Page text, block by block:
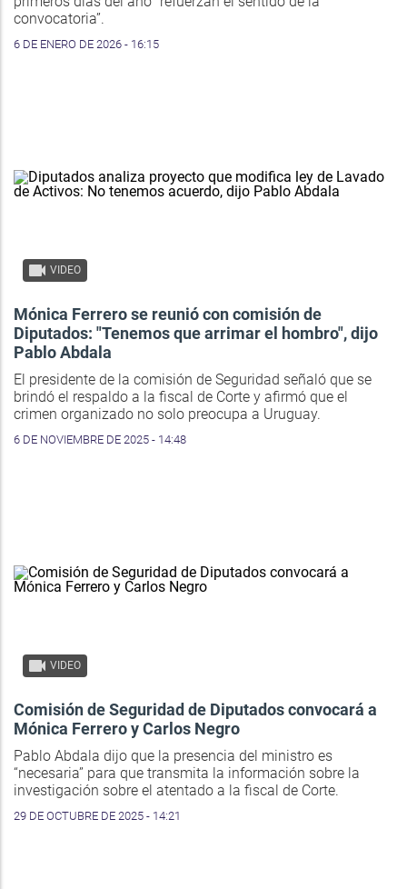
convocatoria”.
6 DE ENERO DE 2026 - 16:15
VIDEO
Mónica Ferrero se reunió con comisión de
Diputados: "Tenemos que arrimar el hombro", dijo
Pablo Abdala
El presidente de la comisión de Seguridad señaló que se
brindó el respaldo a la fiscal de Corte y afirmó que el
crimen organizado no solo preocupa a Uruguay.
6 DE NOVIEMBRE DE 2025 - 14:48
VIDEO
Comisión de Seguridad de Diputados convocará a
Mónica Ferrero y Carlos Negro
Pablo Abdala dijo que la presencia del ministro es
“necesaria” para que transmita la información sobre la
investigación sobre el atentado a la fiscal de Corte.
29 DE OCTUBRE DE 2025 - 14:21